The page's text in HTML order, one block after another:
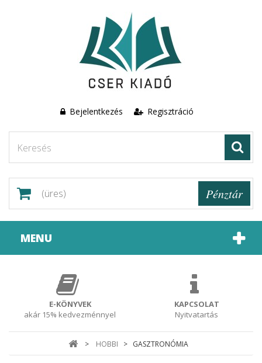
Bejelentkezés Regisztráció
(üres) Pénztár
MENU
E-KÖNYVEK
akár 15% kedvezménnyel
KAPCSOLAT
Nyitvatartás
> HOBBI > GASZTRONÓMIA